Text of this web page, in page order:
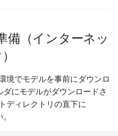
備（インターネッ
境でモデルを事前にダウンロ
ダにモデルがダウンロードさ
ディレクトリの直下に